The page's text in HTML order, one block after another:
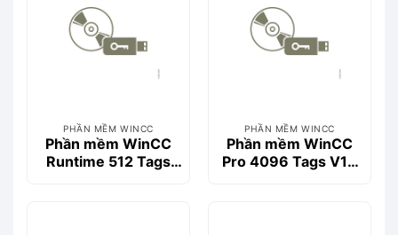
PHẦN MỀM WINCC
Phần mềm WinCC
Runtime 512 Tags
PHẦN MỀM WINCC
Phần mềm WinCC
Pro 4096 Tags V14